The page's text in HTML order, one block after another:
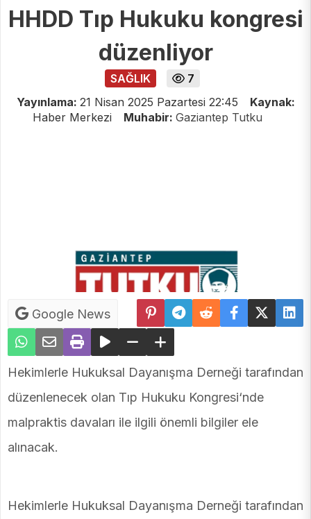
HHDD Tıp Hukuku kongresi
düzenliyor
SAĞLIK
7
Yayınlama: 21 Nisan 2025 Pazartesi 22:45
Kaynak:
Haber Merkezi
Muhabir: Gaziantep Tutku
Google News
Hekimlerle Hukuksal Dayanışma Derneği tarafından
düzenlenecek olan Tıp Hukuku Kongresi‘nde
malpraktis davaları ile ilgili önemli bilgiler ele
alınacak.
Hekimlerle Hukuksal Dayanışma Derneği tarafından